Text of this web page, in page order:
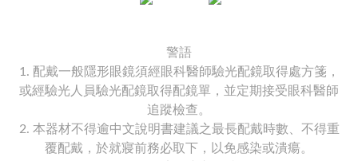
警語
1. 配戴一般隱形眼鏡須經眼科醫師驗光配鏡取得處方箋，
或經驗光人員驗光配鏡取得配鏡單，並定期接受眼科醫師
追蹤檢查。
2. 本器材不得逾中文說明書建議之最長配戴時數、不得重
覆配戴，於就寢前務必取下，以免感染或潰瘍。